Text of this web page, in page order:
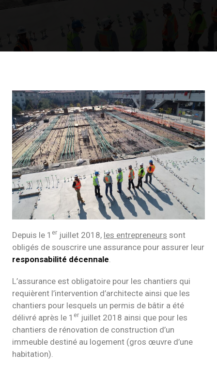
Depuis le 1 er juillet 2018, les entrepreneurs sont
obligés de souscrire une assurance pour assurer leur
responsabilité décennale
L’assurance est obligatoire pour les chantiers qui
requièrent l’intervention d’architecte ainsi que les
chantiers pour lesquels un permis de bâtir a été
délivré après le 1 er juillet 2018 ainsi que pour les
chantiers de rénovation de construction d’un
immeuble destiné au logement (gros œuvre d’une
habitation).